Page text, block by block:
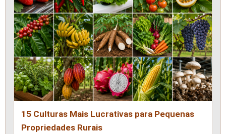
15 Culturas Mais Lucrativas para Pequenas
Propriedades Rurais